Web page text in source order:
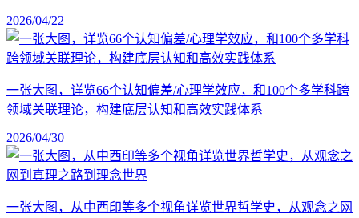
2026/04/22
一张大图，详览66个认知偏差/心理学效应，和100个多学科跨
领域关联理论，构建底层认知和高效实践体系
2026/04/30
一张大图，从中西印等多个视角详览世界哲学史，从观念之网